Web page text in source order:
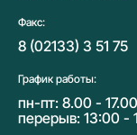
Факс:
8 (02133) 3 51 75
График работы:
пн-пт: 8.00 -
перерыв: 13:00 -